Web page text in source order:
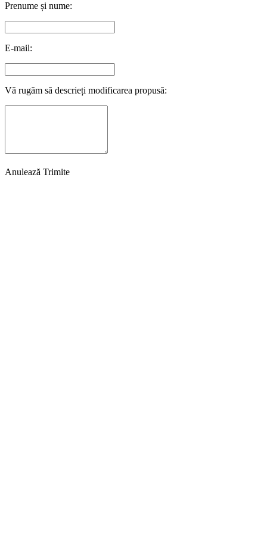
Prenume și nume:
E-mail:
Vă rugăm să descrieți modificarea propusă:
Anulează Trimite